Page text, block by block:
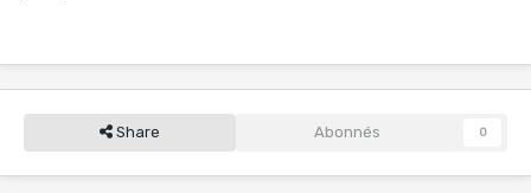
Share Abonnés 0